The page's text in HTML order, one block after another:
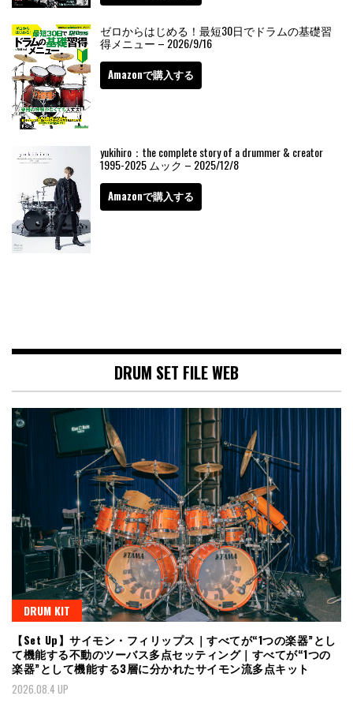
ゼロからはじめる！最短30日でドラムの基礎習
得メニュー – 2026/9/16
Amazonで購入する
yukihiro：the complete story of a drummer & creator
1995-2025 ムック – 2025/12/8
Amazonで購入する
DRUM SET FILE WEB
DRUM KIT
【Set Up】サイモン・フィリップス｜すべてが“1つの楽器”とし
て機能する不動のツーバス多点セッティング｜すべてが“1つの
楽器”として機能する3層に分かれたサイモン流多点キット
2026.08.4 UP